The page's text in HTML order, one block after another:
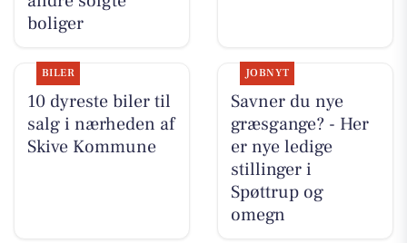
boliger
BILER
10 dyreste biler til
salg i nærheden af
Skive Kommune
JOBNYT
Savner du nye
græsgange? - Her
er nye ledige
stillinger i
Spøttrup og
omegn